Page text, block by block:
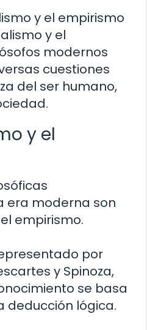
y el empirismo
y el
modernos
cuestiones
del ser humano,
y el
era moderna son
empirismo.
por
y Spinoza,
se basa
deducción lógica.